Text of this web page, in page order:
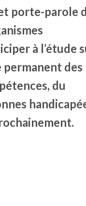
porte-parole
à l’étude
permanent des
du